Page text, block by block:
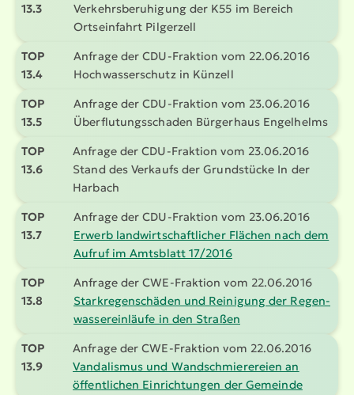
13.3
Verkehrs­be­ru­higung der K55 im Bereich
Ortsein­fahrt Pilgerzell
TOP
13.4
Anfrage der CDU-Fraktion vom 22.06.2016
Hochwas­ser­schutz in Künzell
TOP
13.5
Anfrage der CDU-Fraktion vom 23.06.2016
Überflu­tungs­schaden Bürgerhaus Engelhelms
TOP
13.6
Anfrage der CDU-Fraktion vom 23.06.2016
Stand des Verkaufs der Grundstücke In der
Harbach
TOP
13.7
Anfrage der CDU-Fraktion vom 23.06.2016
Erwerb landwirt­schaft­licher Flächen nach dem
Aufruf im Amtsblatt 17/2016
TOP
13.8
Anfrage der CWE-Fraktion vom 22.06.2016
Stark­re­gen­schäden und Reinigung der Regen­
was­ser­ein­läufe in den Straßen
TOP
13.9
Anfrage der CWE-Fraktion vom 22.06.2016
Vandalismus und Wandschmie­re­reien an
öffent­lichen Einrich­tungen der Gemeinde